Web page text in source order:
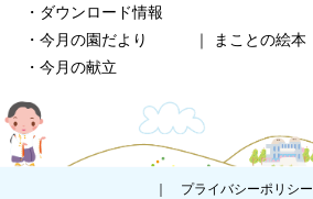
・ダウンロード情報
・今月の園だより
｜ まことの絵本
・今月の献立
｜ プライバシーポリシー